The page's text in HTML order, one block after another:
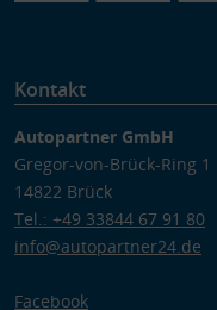
Kontakt
Autopartner GmbH
Gregor-von-Brück-Ring 1
14822 Brück
Tel.: +49 33844 67 91 80
info@autopartner24.de
Facebook